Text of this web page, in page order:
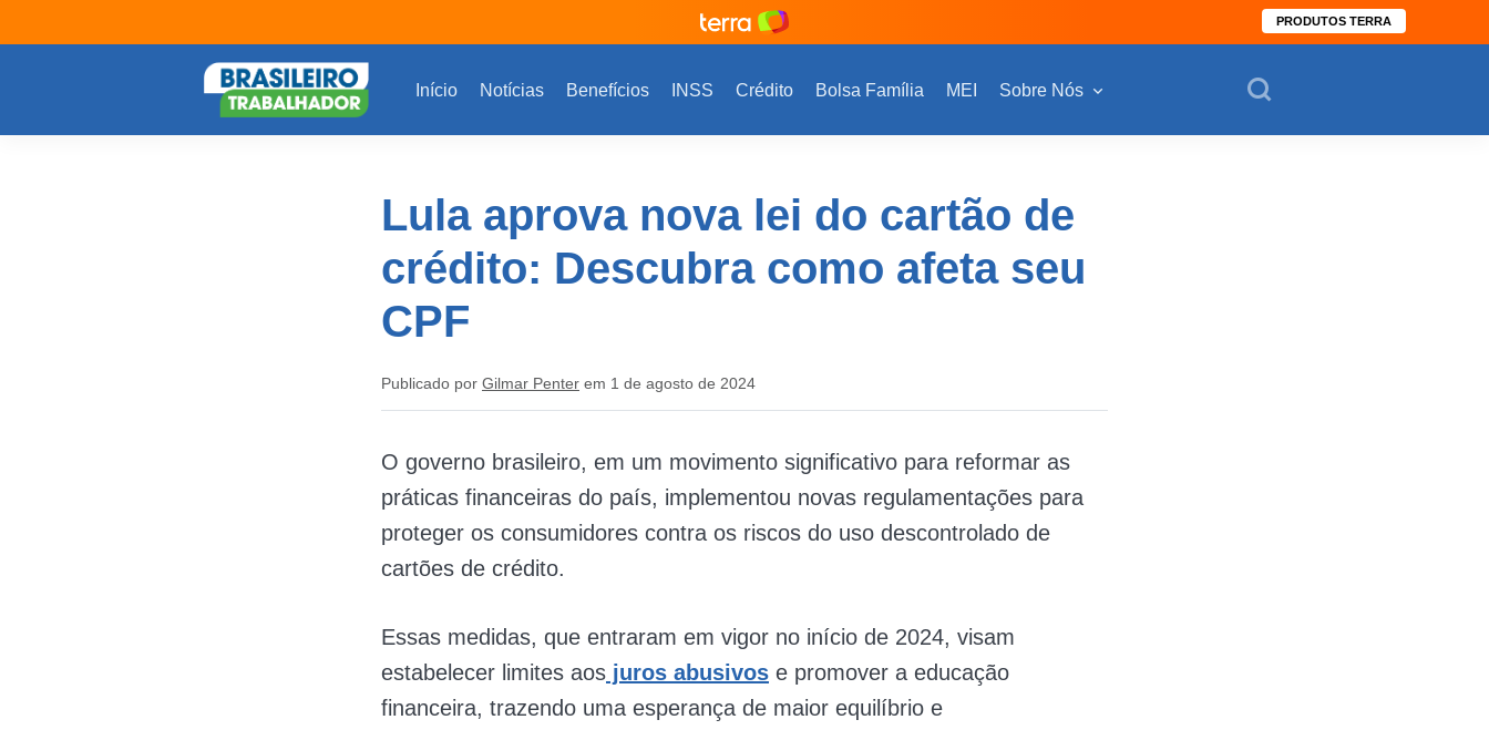
PRODUTOS TERRA
Início Notícias Benefícios INSS Crédito Bolsa Família MEI Sobre Nós
Lula aprova nova lei do cartão de
crédito: Descubra como afeta seu
CPF
Publicado por Gilmar Penter em 1 de agosto de 2024
O governo brasileiro, em um movimento significativo para reformar as
práticas financeiras do país, implementou novas regulamentações para
proteger os consumidores contra os riscos do uso descontrolado de
cartões de crédito.
Essas medidas, que entraram em vigor no início de 2024, visam
estabelecer limites aos juros abusivos e promover a educação
financeira, trazendo uma esperança de maior equilíbrio e